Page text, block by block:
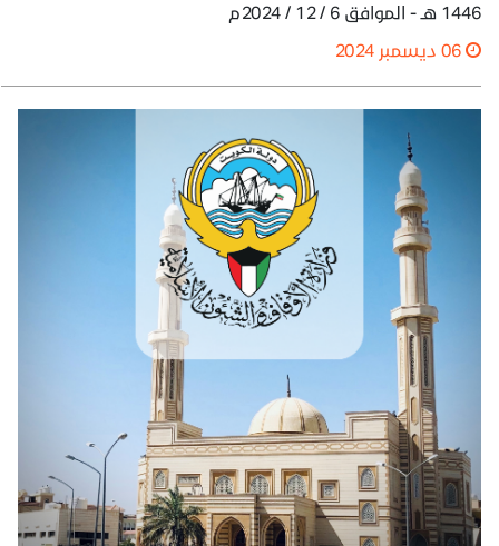
1446 هـ - الموافق 6 / 12 / 2024م